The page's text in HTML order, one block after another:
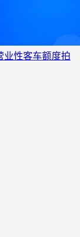
业性客车额度拍